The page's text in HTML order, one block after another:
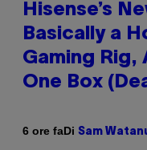
Hisense’s
Basically a
Gaming Rig,
One Box
6 ore faDi Sam